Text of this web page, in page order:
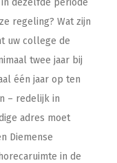
regeling? Wat zijn
uw college de
twee jaar bij
één jaar op ten
– redelijk in
adres moet
Diemense
in de